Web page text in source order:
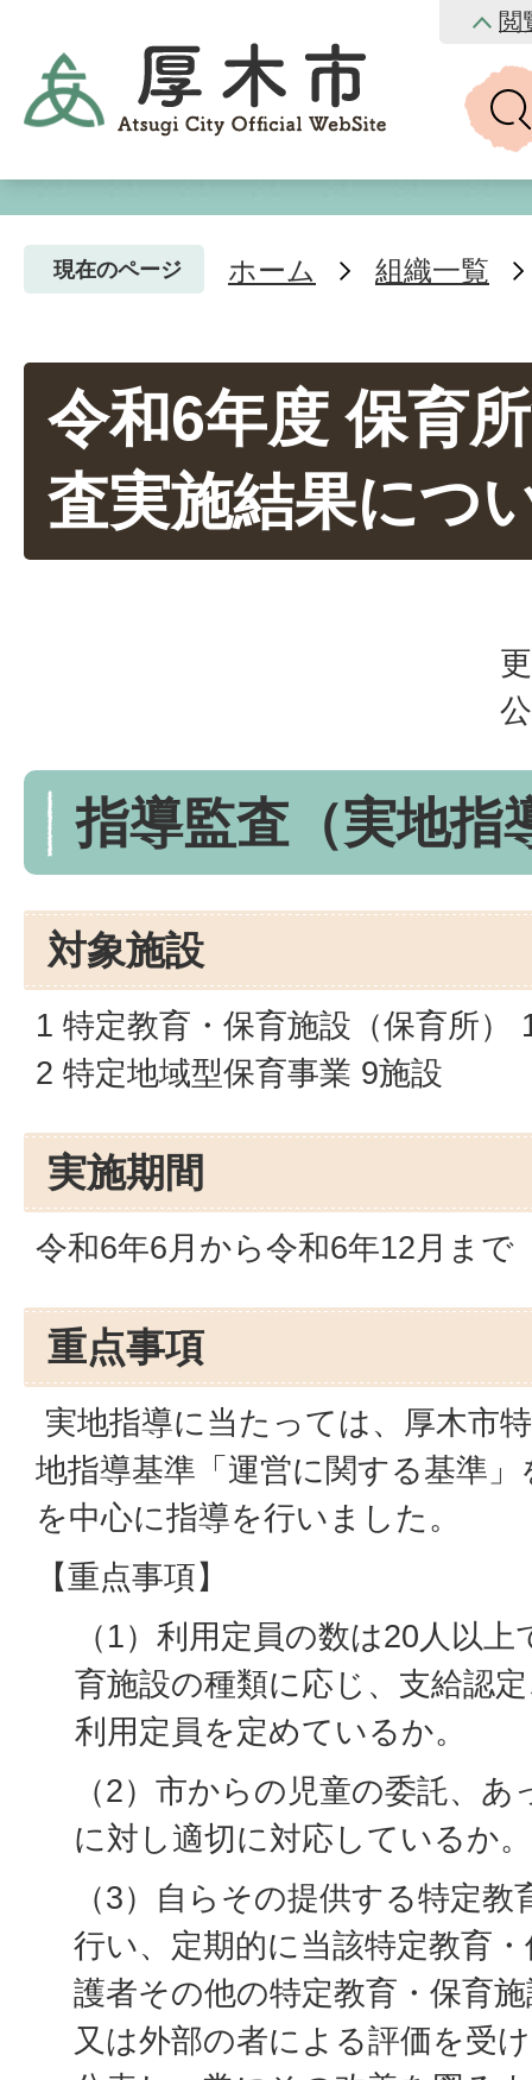
閲
現在のページ ホーム 組織一覧
令和6年度 保育
査実施結果につ
指導監査（実地指
対象施設
1 特定教育・保育施設（保育所）
2 特定地域型保育事業 9施設
実施期間
令和6年6月から令和6年12月まで
重点事項
実地指導に当たっては、厚木市
地指導基準「運営に関する基準
を中心に指導を行いました。
【重点事項】
（1）利用定員の数は20人以
育施設の種類に応じ、支給認
利用定員を定めているか。
（2）市からの児童の委託、
に対し適切に対応しているか。
（3）自らその提供する特定
行い、定期的に当該特定教育
護者その他の特定教育・保育
又は外部の者による評価を受